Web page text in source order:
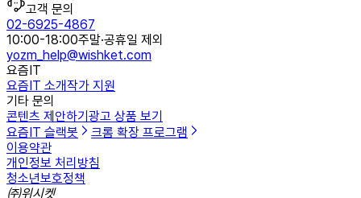
고객 문의
02-6925-4867
10:00-18:00주말·공휴일 제외
yozm_help@wishket.com
요즘IT
요즘IT 소개작가 지원
기타 문의
콘텐츠 제안하기광고 상품 보기
요즘IT 슬랙봇
크롬 확장 프로그램
이용약관
개인정보 처리방침
청소년보호정책
㈜위시켓